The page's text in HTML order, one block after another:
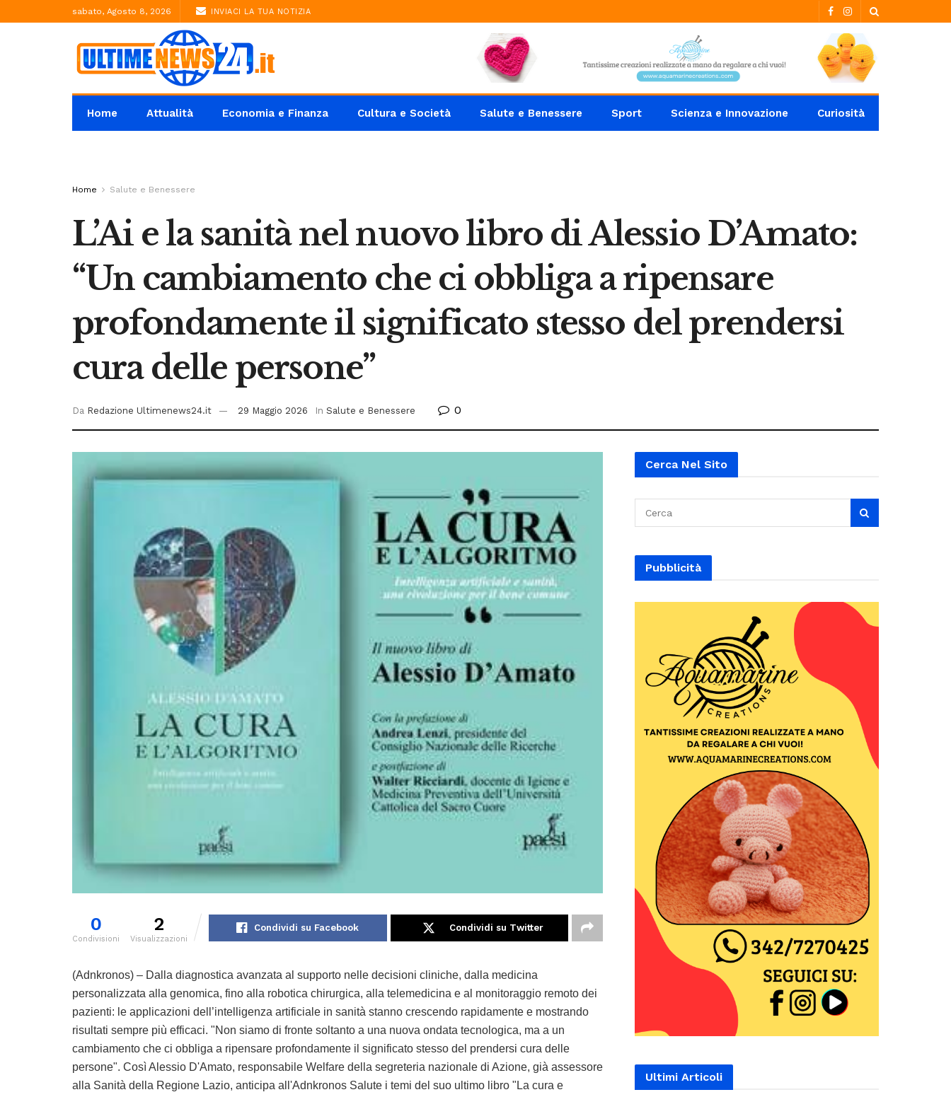
sabato, Agosto 8, 2026 INVIACI LA TUA NOTIZIA
Home Attualità Economia e Finanza Cultura e Società Salute e Benessere Sport Scienza e Innovazione Curiosità
Home Salute e Benessere
L’Ai e la sanità nel nuovo libro di Alessio D’Amato:
“Un cambiamento che ci obbliga a ripensare
profondamente il significato stesso del prendersi
cura delle persone”
Da Redazione Ultimenews24.it 29 Maggio 2026 In Salute e Benessere 0
0
Condivisioni
2
Visualizzazioni
Condividi su Facebook Condividi su Twitter
(Adnkronos) – Dalla diagnostica avanzata al supporto nelle decisioni cliniche, dalla medicina
personalizzata alla genomica, fino alla robotica chirurgica, alla telemedicina e al monitoraggio remoto dei
pazienti: le applicazioni dell’intelligenza artificiale in sanità stanno crescendo rapidamente e mostrando
risultati sempre più efficaci. "Non siamo di fronte soltanto a una nuova ondata tecnologica, ma a un
cambiamento che ci obbliga a ripensare profondamente il significato stesso del prendersi cura delle
persone". Così Alessio D'Amato, responsabile Welfare della segreteria nazionale di Azione, già assessore
alla Sanità della Regione Lazio, anticipa all'Adnkronos Salute i temi del suo ultimo libro "La cura e
Cerca Nel Sito
Pubblicità
Ultimi Articoli